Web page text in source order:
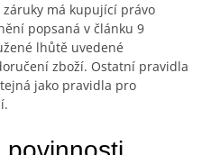
má kupující právo
popsaná v článku 9
lhůtě uvedené
zboží. Ostatní pravidla
jako pravidla pro